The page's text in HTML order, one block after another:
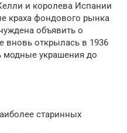
и королева Испании
краха фондового рынка
объявить о
вновь открылась в 1936
модные украшения до
старинных